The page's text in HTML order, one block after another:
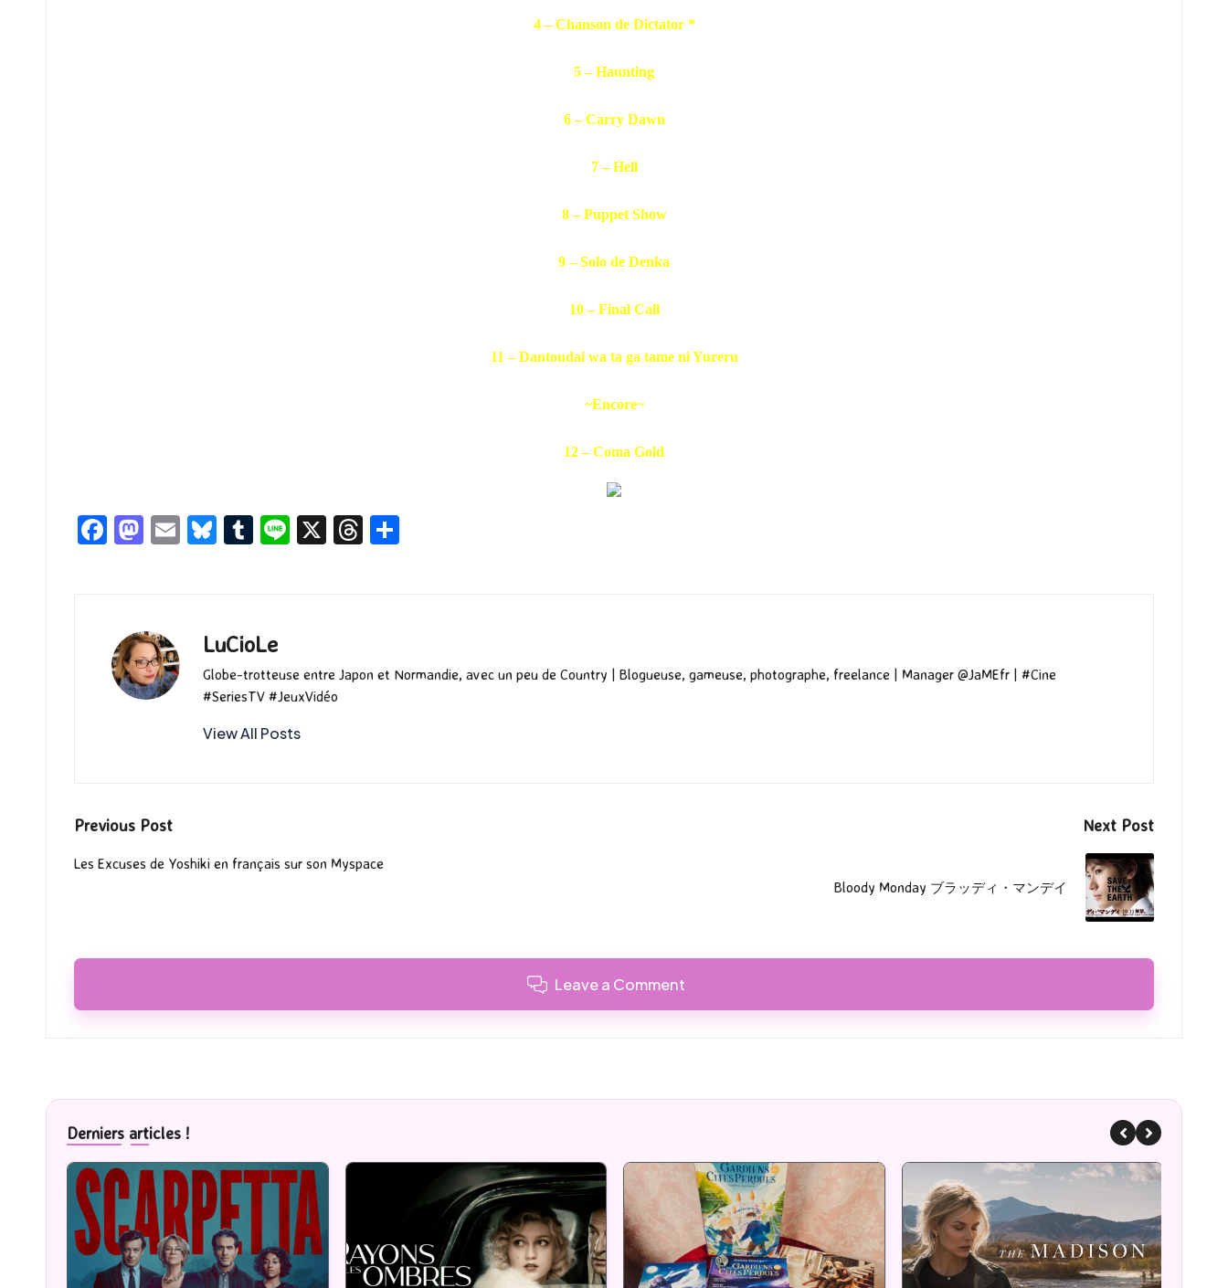
4 – Chanson de Dictator *
5 – Haunting
6 – Carry Dawn
7 – Hell
8 – Puppet Show
9 – Solo de Denka
10 – Final Call
11 – Dantoudai wa ta ga tame ni Yureru
~Encore~
12 – Coma Gold
Fa
o
k
M
o
n
E
Bl T
r
Li X
T
LuCioLe
Globe-trotteuse entre Japon et Normandie, avec un peu de Country | Blogueuse, gameuse, photographe, freelance | Manager @JaMEfr | #Cine
#SeriesTV #JeuxVidéo
View All Posts
Post
navigation
Previous Post
Les Excuses de Yoshiki en français sur son Myspace
Next Post
Bloody Monday ブラッディ・マンデイ
Leave a Comment
Derniers articles !